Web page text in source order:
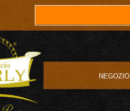
NEGOZIO